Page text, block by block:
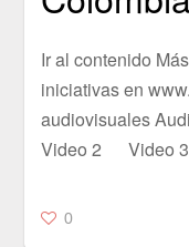
Ir al contenido
iniciativas en
audiovisuales
Video 2 Video
0